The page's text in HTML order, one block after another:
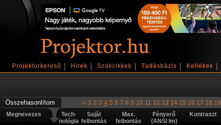
Projektorkereső Hírek Szakcikkek Tudásbázis Kellékek
« 1 2 3 4 5 6 7 8 9 10 11 12 13 14 15 16 17 18 19
Megnevezes
Tech-
nológia
Saját
felbontás
Max.
felbontás
Fényerő
(ANSI lm)
Kontraszt